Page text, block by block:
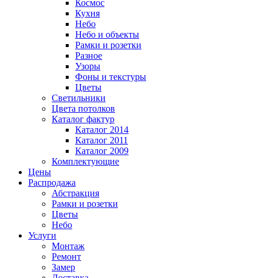
Космос
Кухня
Небо
Небо и объекты
Рамки и розетки
Разное
Узоры
Фоны и текстуры
Цветы
Светильники
Цвета потолков
Каталог фактур
Каталог 2014
Каталог 2011
Каталог 2009
Комплектующие
Цены
Распродажа
Абстракция
Рамки и розетки
Цветы
Небо
Услуги
Монтаж
Ремонт
Замер